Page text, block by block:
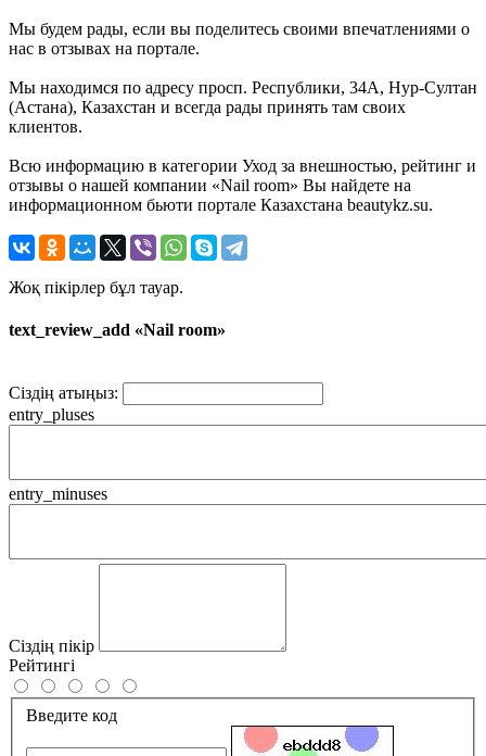
Мы будем рады, если вы поделитесь своими впечатлениями о
нас в отзывах на портале.
Мы находимся по адресу просп. Республики, 34А, Нур-Султан
(Астана), Казахстан и всегда рады принять там своих
клиентов.
Всю информацию в категории Уход за внешностью, рейтинг и
отзывы о нашей компании «Nail room» Вы найдете на
информационном бьюти портале Казахстана beautykz.su.
Жоқ пікірлер бұл тауар.
text_review_add «Nail room»
Сіздің атыңыз:
entry_pluses
entry_minuses
Сіздің пікір
Рейтингі
Введите код